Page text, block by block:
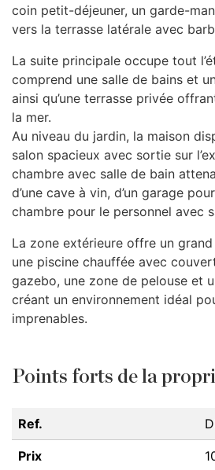
coin petit-déjeuner, un garde-
vers la terrasse latérale avec
La suite principale occupe tout
comprend une salle de bains et
ainsi qu’une terrasse privée
la mer.
Au niveau du jardin, la maison
salon spacieux avec sortie sur
chambre avec salle de bain
d’une cave à vin, d’un garage
chambre pour le personnel avec
La zone extérieure offre un
une piscine chauffée avec
gazebo, une zone de pelouse et
créant un environnement idéal
imprenables.
Points forts de la
Ref.
Prix